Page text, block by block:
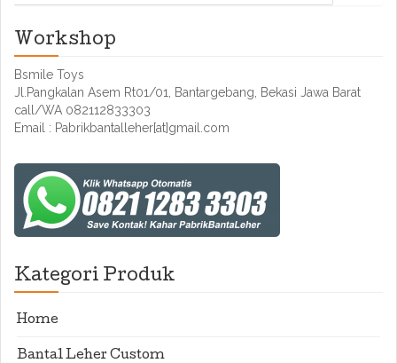
Workshop
Bsmile Toys
Jl.Pangkalan Asem Rt01/01, Bantargebang, Bekasi Jawa Barat
call/WA 082112833303
Email : Pabrikbantalleher[at]gmail.com
Kategori Produk
Home
Bantal Leher Custom